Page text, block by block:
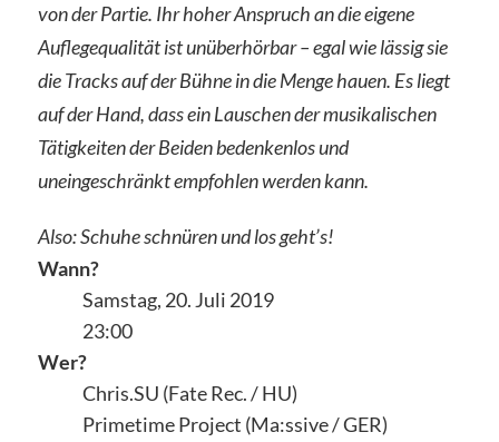
von der Partie. Ihr hoher Anspruch an die eigene
Auflegequalität ist unüberhörbar – egal wie lässig sie
die Tracks auf der Bühne in die Menge hauen. Es liegt
auf der Hand, dass ein Lauschen der musikalischen
Tätigkeiten der Beiden bedenkenlos und
uneingeschränkt empfohlen werden kann.
Also: Schuhe schnüren und los geht’s!
Wann?
Samstag, 20. Juli 2019
23:00
Wer?
Chris.SU (Fate Rec. / HU)
Primetime Project (Ma:ssive / GER)